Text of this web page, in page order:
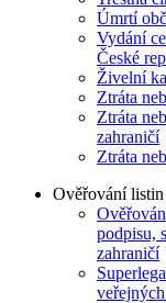
Úmrtí
Vydání
České
Živelní
Ztráta
Ztráta
zahraničí
Ztráta
Ověřování
podpisu,
zahraničí